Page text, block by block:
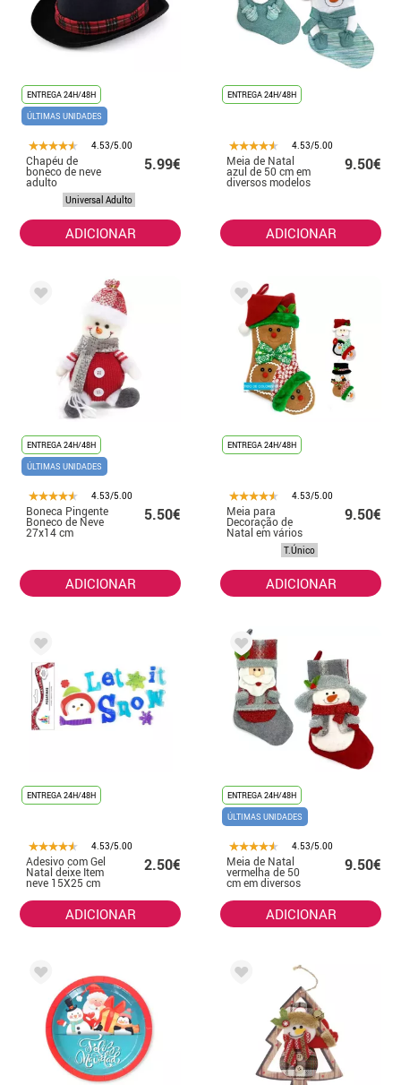
ENTREGA 24H/48H
ÚLTIMAS UNIDADES
4.53/5.00
Chapéu de
boneco de neve
adulto
5.99€
Universal Adulto
ADICIONAR
ENTREGA 24H/48H
4.53/5.00
Meia de Natal
azul de 50 cm em
diversos modelos
9.50€
ADICIONAR
ENTREGA 24H/48H
ÚLTIMAS UNIDADES
4.53/5.00
Boneca Pingente
Boneco de Neve
27x14 cm
5.50€
ADICIONAR
ENTREGA 24H/48H
4.53/5.00
Meia para
Decoração de
Natal em vários
modelos de 50
9.50€
T.Único
ADICIONAR
ENTREGA 24H/48H
4.53/5.00
Adesivo com Gel
Natal deixe Item
neve 15X25 cm
2.50€
ADICIONAR
ENTREGA 24H/48H
ÚLTIMAS UNIDADES
4.53/5.00
Meia de Natal
vermelha de 50
cm em diversos
9.50€
ADICIONAR